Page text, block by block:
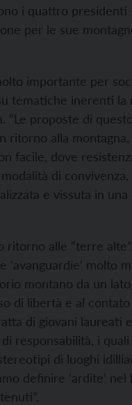
i quattro presidenti
per le sue
importante per
tematiche inerenti la
“Le proposte di
alla montagna,
facile, dove
di
e vissuta in
alle “terre
molto
montano da un
di libertà e al
di giovani laureati
responsabilità, i
di luoghi
definire ‘ardite’ nel